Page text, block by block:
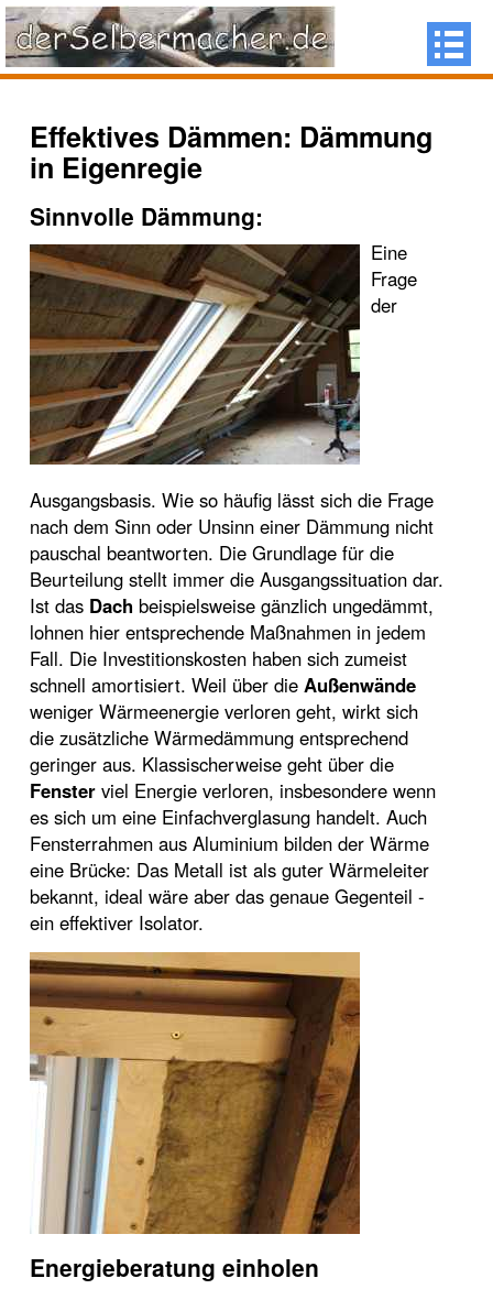
Effektives Dämmen: Dämmung
in Eigenregie
Sinnvolle Dämmung:
Eine
Frage
der
Ausgangsbasis. Wie so häufig lässt sich die Frage
nach dem Sinn oder Unsinn einer Dämmung nicht
pauschal beantworten. Die Grundlage für die
Beurteilung stellt immer die Ausgangssituation dar.
Ist das Dach beispielsweise gänzlich ungedämmt,
lohnen hier entsprechende Maßnahmen in jedem
Fall. Die Investitionskosten haben sich zumeist
schnell amortisiert. Weil über die Außenwände
weniger Wärmeenergie verloren geht, wirkt sich
die zusätzliche Wärmedämmung entsprechend
geringer aus. Klassischerweise geht über die
Fenster viel Energie verloren, insbesondere wenn
es sich um eine Einfachverglasung handelt. Auch
Fensterrahmen aus Aluminium bilden der Wärme
eine Brücke: Das Metall ist als guter Wärmeleiter
bekannt, ideal wäre aber das genaue Gegenteil -
ein effektiver Isolator.
Energieberatung einholen